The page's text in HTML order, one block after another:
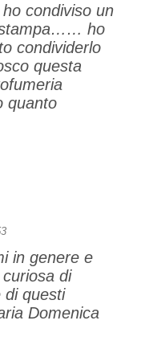
condiviso un
ho
condividerlo
questa
quanto
in genere e
di
di questi
Domenica